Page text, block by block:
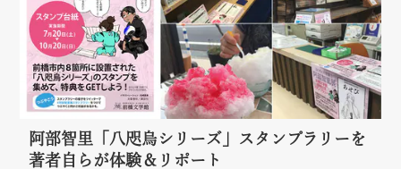
阿部智里「八咫烏シリーズ」スタンプラリーを
著者自らが体験＆リポート